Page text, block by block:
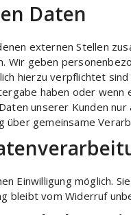
Daten
externen Stellen
geben
hierzu verpflichtet
haben oder
unserer Kunden
gemeinsame
Einwilligung möglich.
bleibt vom Widerruf